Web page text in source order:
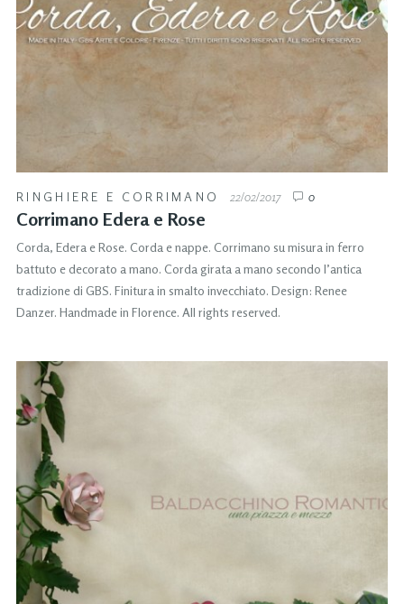
RINGHIERE E CORRIMANO 22/02/2017 0
Corrimano Edera e Rose
Corda, Edera e Rose. Corda e nappe. Corrimano su misura in ferro
battuto e decorato a mano. Corda girata a mano secondo l’antica
tradizione di GBS. Finitura in smalto invecchiato. Design: Renee
Danzer. Handmade in Florence. All rights reserved.